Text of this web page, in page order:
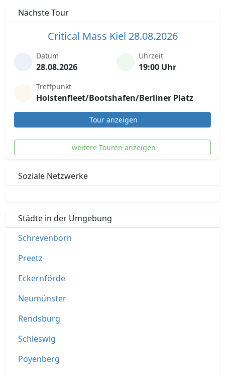
Nächste Tour
Critical Mass Kiel 28.08.2026
Datum
28.08.2026
Uhrzeit
19:00 Uhr
Treffpunkt
Holstenfleet/Bootshafen/Berliner Platz
Tour anzeigen
weitere Touren anzeigen
Soziale Netzwerke
Städte in der Umgebung
Schrevenborn
Preetz
Eckernförde
Neumünster
Rendsburg
Schleswig
Poyenberg